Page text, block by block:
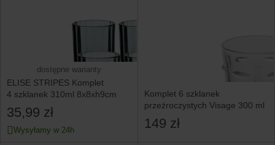
dostępne warianty
ELISE STRIPES Komplet
4 szklanek 310ml 8x8xh9cm
35,99 zł
Wysyłamy w 24h
Komplet 6 szklanek
przeźroczystych Visage 300 ml
149 zł